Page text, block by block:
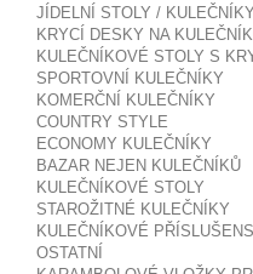
JÍDELNÍ STOLY / KULEČNÍKY
KRYCÍ DESKY NA
KULEČNÍKOVÉ STOLY S
SPORTOVNÍ KULEČNÍKY
KOMERČNÍ KULEČNÍKY
COUNTRY STYLE
ECONOMY KULEČNÍKY
BAZAR NEJEN KULEČNÍKŮ
KULEČNÍKOVÉ STOLY
STAROŽITNÉ KULEČNÍKY
KULEČNÍKOVÉ
OSTATNÍ